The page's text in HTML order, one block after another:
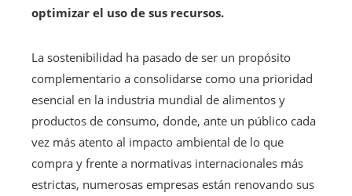
optimizar el uso de sus recursos.
La sostenibilidad ha pasado de ser un propósito
complementario a consolidarse como una prioridad
esencial en la industria mundial de alimentos y
productos de consumo, donde, ante un público cada
vez más atento al impacto ambiental de lo que
compra y frente a normativas internacionales más
estrictas, numerosas empresas están renovando sus